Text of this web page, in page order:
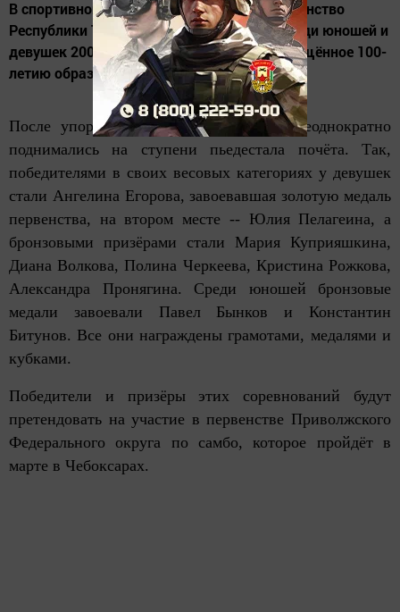
В спортивной школе «Олимп» прошло первенство
Республики Татарстан по борьбе самбо среди юношей и
девушек 2004-2005 годов рождения, посвящённое 100-
летию образования Татарской АССР.
После упорных схваток наши борцы неоднократно
поднимались на ступени пьедестала почёта. Так,
победителями в своих весовых категориях у девушек
стали Ангелина Егорова, завоевавшая золотую медаль
первенства, на втором месте -- Юлия Пелагеина, а
бронзовыми призёрами стали Мария Куприяшкина,
Диана Волкова, Полина Черкеева, Кристина Рожкова,
Александра Пронягина. Среди юношей бронзовые
медали завоевали Павел Бынков и Константин
Битунов. Все они награждены грамотами, медалями и
кубками.
Победители и призёры этих соревнований будут
претендовать на участие в первенстве Приволжского
Федерального округа по самбо, которое пройдёт в
марте в Чебоксарах.